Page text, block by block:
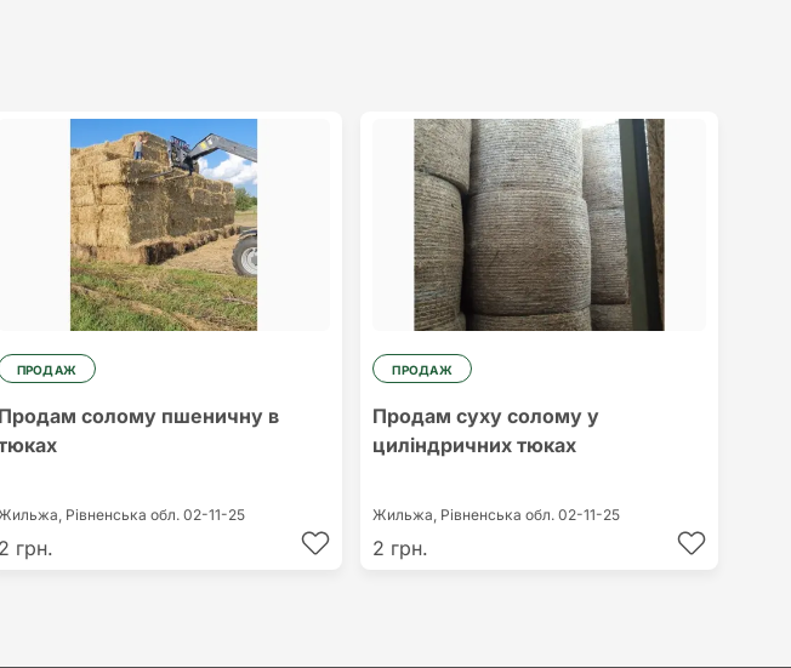
ПРОДАЖ
Продам солому пшеничну в
Рівненська обл. 02-11-25
2 грн.
ПРОДАЖ
Продам суху солому у
циліндричних тюках
Жильжа, Рівненська обл.02-11-25
2 грн.